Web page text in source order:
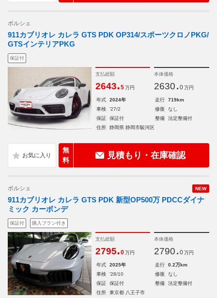
ポルシェ
911カブリオレ カレラ GTS PDK OP314/スポーツクロノPKG/
GTSインテリアPKG
保証付
支払総額
2643.5 万円
本体価格
2630. 0 万円
年式 2024年 走行
719km
車検
'27/2 修復
なし
保証
保証付 整備
法定整備付
住所
静岡県 静岡市駿河区
無
料
見積もり・在庫確認
NEW
ポルシェ
911カブリオレ カレラ GTS PDK 新型OP500万 PDCCダイナ
ミック カーボンデ
保証付 購入プラン付き
支払総額
2795.0 万円
本体価格
2790. 0 万円
年式 2025年 走行
0.2万km
車検
'28/10 修復
なし
保証
保証付 整備
法定整備付
住所
東京都 八王子市